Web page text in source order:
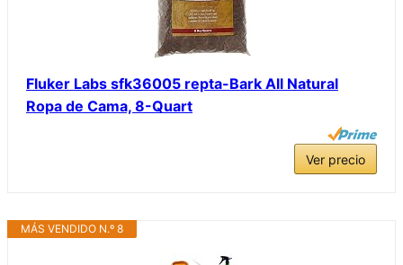
Fluker Labs sfk36005 repta-Bark All Natural
Ropa de Cama, 8-Quart
Ver precio
MÁS VENDIDO N.º 8